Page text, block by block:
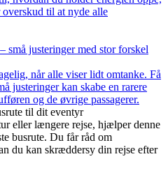
til at nyde alle
små justeringer med stor forskel
når alle viser lidt omtanke. Få
justeringer kan skabe en rarere
og de øvrige passagerer.
til dit eventyr
eller længere rejse, hjælper denne
busrute. Du får råd om
du kan skræddersy din rejse efter